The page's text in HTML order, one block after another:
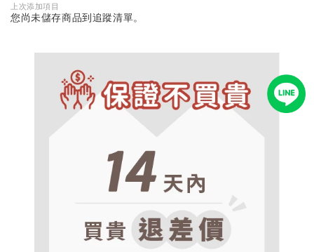
上次添加項目
您尚未儲存商品到追蹤清單。